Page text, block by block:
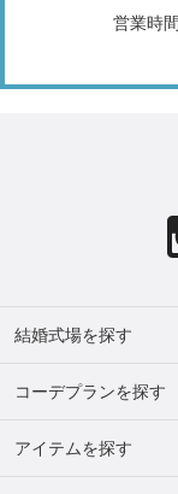
営業時
結婚式場を探す
コーデプランを探す
アイテムを探す